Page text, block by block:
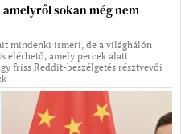
sokan még nem
mindenki ismeri, de a világhálón
elérhető, amely percek alatt
friss Reddit-beszélgetés résztvevői